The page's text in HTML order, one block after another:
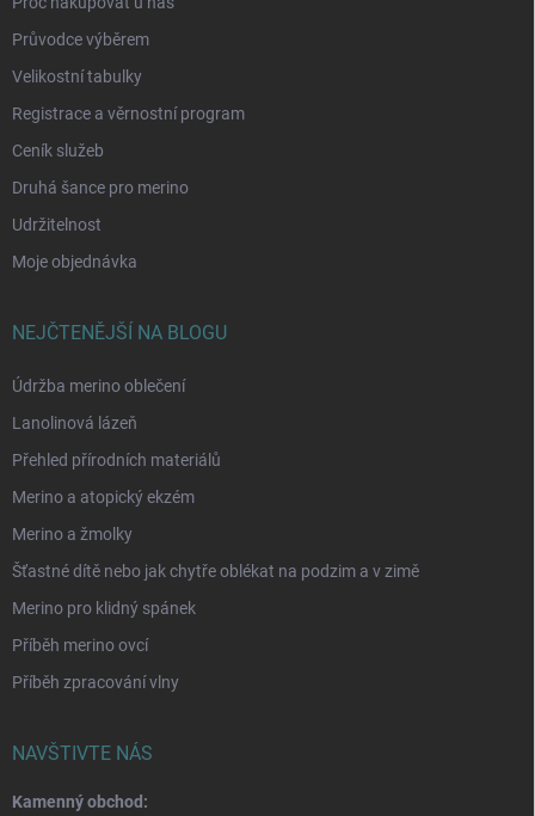
Průvodce výběrem
Velikostní tabulky
Registrace a věrnostní program
Ceník služeb
Druhá šance pro merino
Udržitelnost
Moje objednávka
NEJČTENĚJŠÍ NA BLOGU
Údržba merino oblečení
Lanolinová lázeň
Přehled přírodních materiálů
Merino a atopický ekzém
Merino a žmolky
Šťastné dítě nebo jak chytře oblékat na podzim a v zimě
Merino pro klidný spánek
Příběh merino ovcí
Příběh zpracování vlny
NAVŠTIVTE NÁS
Kamenný obchod: